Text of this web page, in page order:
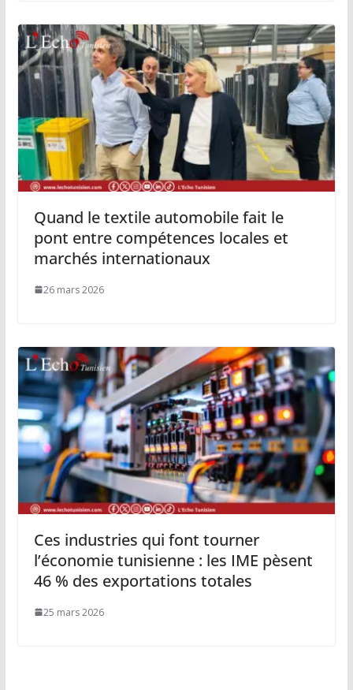
Quand le textile automobile fait le
pont entre compétences locales et
marchés internationaux
26 mars 2026
Ces industries qui font tourner
l’économie tunisienne : les IME pèsent
46 % des exportations totales
25 mars 2026